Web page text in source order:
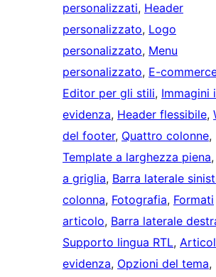
personalizzati, Header
personalizzato, Logo
personalizzato, Menu
personalizzato, E-
Editor per gli stili, Immagini
evidenza, Header flessibile,
del footer, Quattro colonne
Template a larghezza piena,
a griglia, Barra laterale
colonna, Fotografia, Formati
articolo, Barra laterale
Supporto lingua RTL,
evidenza, Opzioni del tema